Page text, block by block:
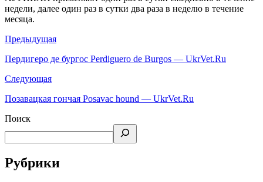
недели, далее один раз в сутки два раза в неделю в течение
месяца.
Предыдущая
Пердигеро де бургос Perdiguero de Burgos — UkrVet.Ru
Следующая
Позавацкая гончая Posavac hound — UkrVet.Ru
Поиск
Рубрики